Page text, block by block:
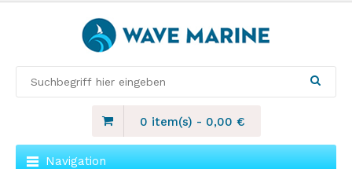
0 item(s) - 0,00 €
Navigation